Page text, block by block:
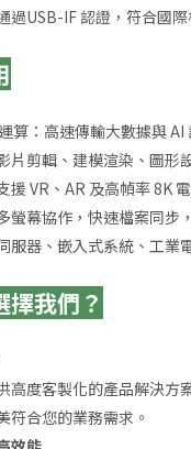
過USB-IF 認證，符合國際
算：高速傳輸大數據與 AI
片剪輯、建模渲染、圖形
援 VR、AR 及高幀率 8K
螢幕協作，快速檔案同步
服器、嵌入式系統、工業
擇我們？
高度客製化的產品解決方
符合您的業務需求。